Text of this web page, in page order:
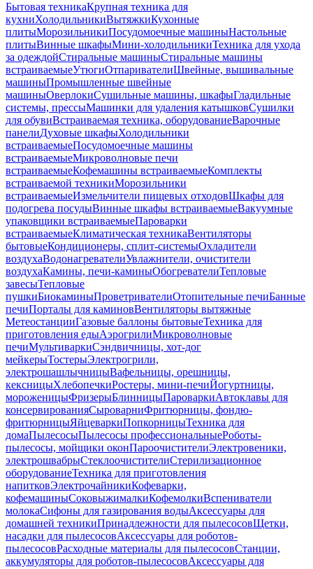
Бытовая техникаКрупная техника для
кухниХолодильникиВытяжкиКухонные
плитыМорозильникиПосудомоечные машиныНастольные
плитыВинные шкафыМини-холодильникиТехника для ухода
за одеждойСтиральные машиныСтиральные машины
встраиваемыеУтюгиОтпаривателиШвейные, вышивальные
машиныПромышленные швейные
машиныОверлокиСушильные машины, шкафыГладильные
системы, прессыМашинки для удаления катышковСушилки
для обувиВстраиваемая техника, оборудованиеВарочные
панелиДуховые шкафыХолодильники
встраиваемыеПосудомоечные машины
встраиваемыеМикроволновые печи
встраиваемыеКофемашины встраиваемыеКомплекты
встраиваемой техникиМорозильники
встраиваемыеИзмельчители пищевых отходовШкафы для
подогрева посудыВинные шкафы встраиваемыеВакуумные
упаковщики встраиваемыеПароварки
встраиваемыеКлиматическая техникаВентиляторы
бытовыеКондиционеры, сплит-системыОхладители
воздухаВодонагревателиУвлажнители, очистители
воздухаКамины, печи-каминыОбогревателиТепловые
завесыТепловые
пушкиБиокаминыПроветривателиОтопительные печиБанные
печиПорталы для каминовВентиляторы вытяжные
МетеостанцииГазовые баллоны бытовыеТехника для
приготовления едыАэрогрилиМикроволновые
печиМультиваркиСэндвичницы, хот-дог
мейкерыТостерыЭлектрогрили,
электрошашлычницыВафельницы, орешницы,
кексницыХлебопечкиРостеры, мини-печиЙогуртницы,
мороженицыФризерыБлинницыПароваркиАвтоклавы для
консервированияСыроварниФритюрницы, фондю-
фритюрницыЯйцеваркиПопкорницыТехника для
домаПылесосыПылесосы профессиональныеРоботы-
пылесосы, мойщики оконПароочистителиЭлектровеники,
электрошвабрыСтеклоочистителиСтерилизационное
оборудованиеТехника для приготовления
напитковЭлектрочайникиКофеварки,
кофемашиныСоковыжималкиКофемолкиВспениватели
молокаСифоны для газирования водыАксессуары для
домашней техникиПринадлежности для пылесосовЩетки,
насадки для пылесосовАксессуары для роботов-
пылесосовРасходные материалы для пылесосовСтанции,
аккумуляторы для роботов-пылесосовАксессуары для